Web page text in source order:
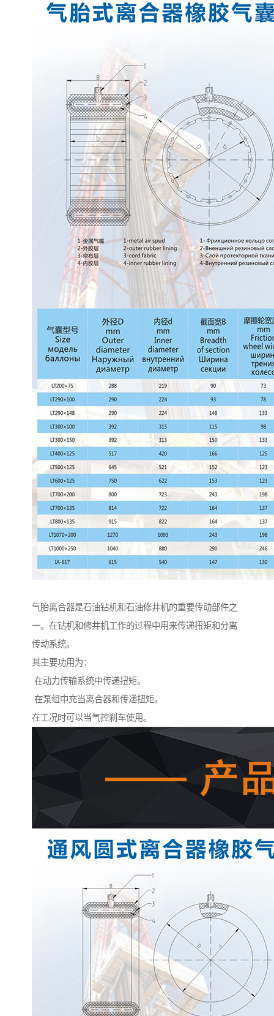
气胎离合器是石油钻机和石油修井机的重要传动部件之
一。在钻机和修井机工作的过程中用来传递扭矩和分离
传动系统。
其主要功用为：
在动力传输系统中传递扭矩。
在泵组中充当离合器和传递扭矩。
在工况时可以当气控刹车使用。